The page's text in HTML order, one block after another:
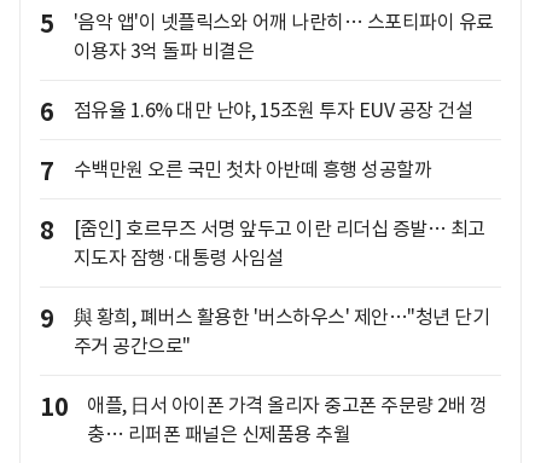
5
'음악 앱'이 넷플릭스와 어깨 나란히… 스포티파이 유료
이용자 3억 돌파 비결은
6 점유율 1.6% 대만 난야, 15조원 투자 EUV 공장 건설
7 수백만원 오른 국민 첫차 아반떼 흥행 성공할까
8
[줌인] 호르무즈 서명 앞두고 이란 리더십 증발… 최고
지도자 잠행·대통령 사임설
9
與 황희, 폐버스 활용한 '버스하우스' 제안…"청년 단기
주거 공간으로"
10
애플, 日서 아이폰 가격 올리자 중고폰 주문량 2배 껑
충… 리퍼폰 패널은 신제품용 추월